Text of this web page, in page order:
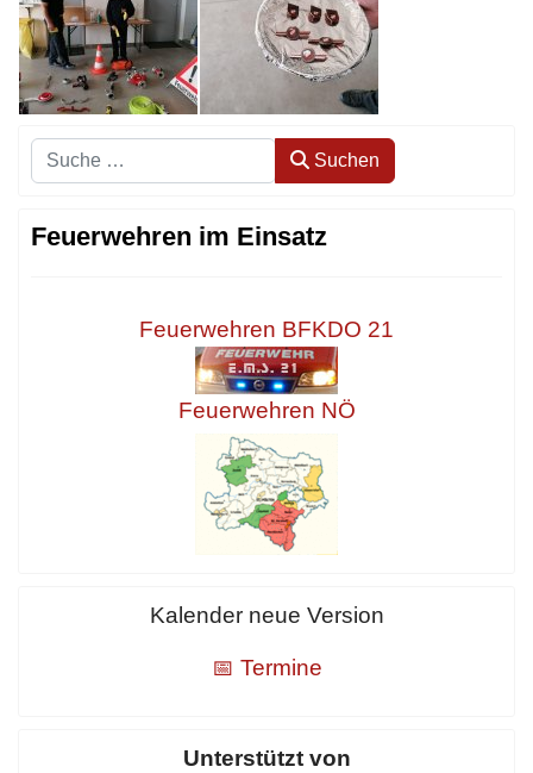
Suchen Suchen
Feuerwehren im Einsatz
Feuerwehren BFKDO 21
Feuerwehren NÖ
Kalender neue Version
📅 Termine
Unterstützt von